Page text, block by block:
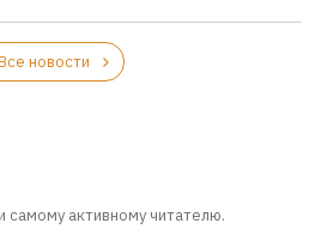
новости
самому активному читателю.